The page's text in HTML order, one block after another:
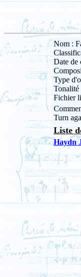
Nom :
Date de
Type
Tonalité
Fichier
Turn
Liste
Haydn